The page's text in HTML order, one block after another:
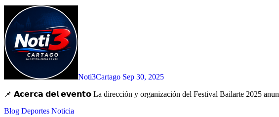
Noti3Cartago Sep 30, 2025
📌 𝗔𝗰𝗲𝗿𝗰𝗮 𝗱𝗲𝗹 𝗲𝘃𝗲𝗻𝘁𝗼 La dirección y organización del Festival Bailarte 2025
Blog Deportes Noticia